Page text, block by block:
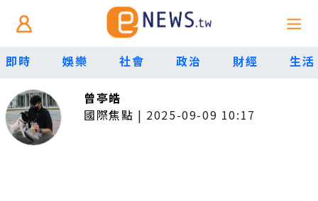
即時 娛樂 社會 政治 財經 生活
曾亭皓
國際焦點 | 2025-09-09 10:17